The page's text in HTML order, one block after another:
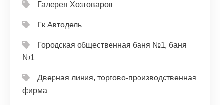
Галерея Хозтоваров
Гк Автодель
Городская общественная баня №1, баня
№1
Дверная линия, торгово-производственная
фирма